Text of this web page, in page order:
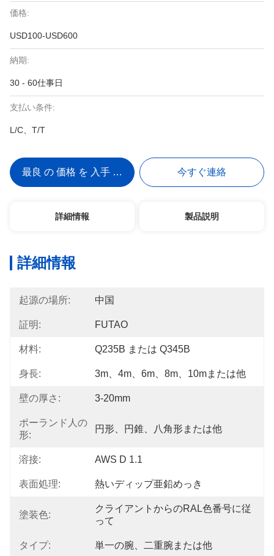
価格:
USD100-USD600
納期:
30 - 60仕事日
支払い条件:
L/C、T/T
最良 の 価格 を 入手 する 今すぐ連絡
詳細情報 製品説明
詳細情報
起源の場所: 中国
証明: FUTAO
材料: Q235B または Q345B
身長: 3m、4m、6m、8m、10mまたは他
壁の厚さ: 3-20mm
ポーランド人の
形:
円形、円錐、八角形または他
溶接: AWS D 1.1
表面処理: 熱いディップ亜鉛めっき
塗装色:
クライアントからのRAL色番号に従
って
タイプ: 単一の腕、二重腕または他